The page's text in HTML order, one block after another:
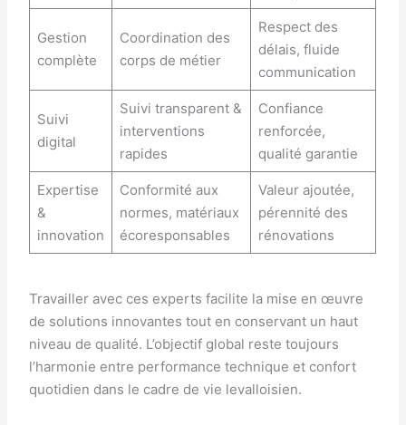
Gestion
complète
Coordination des
corps de métier
Respect des
délais, fluide
communication
Suivi
digital
Suivi transparent &
interventions
rapides
Confiance
renforcée,
qualité garantie
Expertise
&
innovation
Conformité aux
normes, matériaux
écoresponsables
Valeur ajoutée,
pérennité des
rénovations
Travailler avec ces experts facilite la mise en œuvre
de solutions innovantes tout en conservant un haut
niveau de qualité. L’objectif global reste toujours
l’harmonie entre performance technique et confort
quotidien dans le cadre de vie levalloisien.